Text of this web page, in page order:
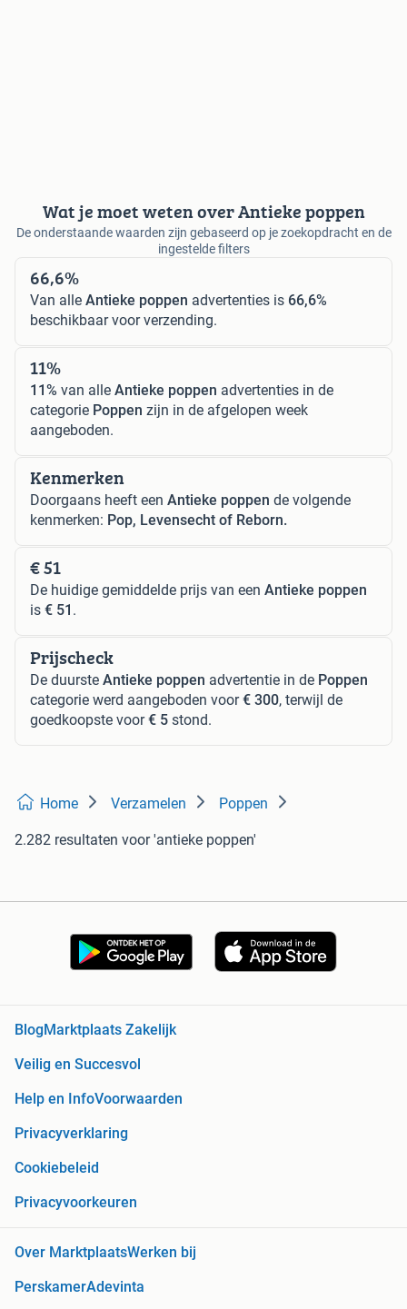
Wat je moet weten over Antieke poppen
De onderstaande waarden zijn gebaseerd op je zoekopdracht en de
ingestelde filters
66,6%
Van alle Antieke poppen advertenties is 66,6%
beschikbaar voor verzending.
11%
11% van alle Antieke poppen advertenties in de
categorie Poppen zijn in de afgelopen week
aangeboden.
Kenmerken
Doorgaans heeft een Antieke poppen de volgende
kenmerken: Pop, Levensecht of Reborn.
€ 51
De huidige gemiddelde prijs van een Antieke poppen
is € 51 .
Prijscheck
De duurste Antieke poppen advertentie in de Poppen
categorie werd aangeboden voor€ 300, terwijl de
goedkoopste voor€ 5 stond.
Home Verzamelen Poppen
2.282 resultaten voor 'antieke poppen'
Blog Marktplaats Zakelijk
Veilig en Succesvol
Help en InfoVoorwaarden
Privacyverklaring
Cookiebeleid
Privacyvoorkeuren
Over MarktplaatsWerken bij
PerskamerAdevinta